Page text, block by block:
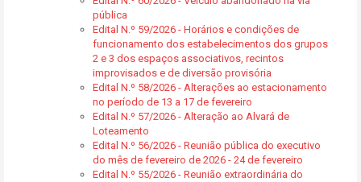
pública
Edital N.º 59/2026 - Horários e condições de
funcionamento dos estabelecimentos dos grupos
2 e 3 dos espaços associativos, recintos
improvisados e de diversão provisória
Edital N.º 58/2026 - Alterações ao estacionamento
no período de 13 a 17 de fevereiro
Edital N.º 57/2026 - Alteração ao Alvará de
Loteamento
Edital N.º 56/2026 - Reunião pública do executivo
do mês de fevereiro de 2026 - 24 de fevereiro
Edital N.º 55/2026 - Reunião extraordinária do